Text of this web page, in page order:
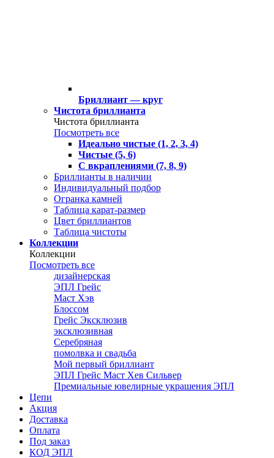
Бриллиант — круг
Чистота бриллианта
Чистота бриллианта
Посмотреть все
Идеально чистые (1, 2, 3, 4)
Чистые (5, 6)
С вкраплениями (7, 8, 9)
Бриллианты в наличии
Индивидуальный подбор
Огранка камней
Таблица карат-размер
Цвет бриллиантов
Таблица чистоты
Коллекции
Коллекции
Посмотреть все
дизайнерская
ЭПЛ Грейс
Маст Хэв
Блоссом
Грейс Эксклюзив
эксклюзивная
Серебряная
помолвка и свадьба
Мой первый бриллиант
ЭПЛ Грейс Маст Хев Сильвер
Премиальные ювелирные украшения ЭПЛ
Цепи
Акция
Доставка
Оплата
Под заказ
КОД ЭПЛ